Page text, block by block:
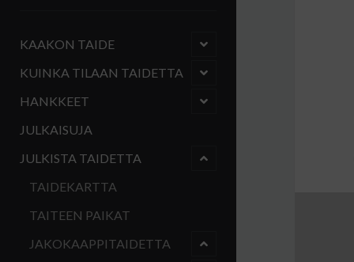
KAAKON TAIDE
open
menu
KUINKA TILAAN TAIDETTA
open
menu
HANKKEET
open
JULKAISUJA
JULKISTA TAIDETTA
open
TAIDEKARTTA
TAITEEN PAIKAT
JAKOKAAPPITAIDETTA
open
menu